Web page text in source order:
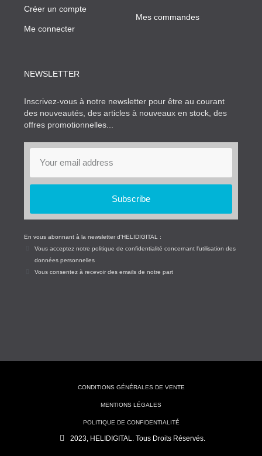
Créer un compte
Me connecter
Mes commandes
NEWSLETTER
Inscrivez-vous à notre newsletter pour être au courant
des nouveautés, des articles à nouveaux en stock, des
offres promotionnelles...
Subscribe
En vous abonnant à la newsletter d'HELIDIGITAL :
Vous acceptez notre politique de confidentialité concernant l'utilisation des
données personnelles
Vous consentez à recevoir des emails de notre part
CONDITIONS GÉNÉRALES DE VENTE
MENTIONS LÉGALES
POLITIQUE DE CONFIDENTIALITÉ
2023, HELIDIGITAL. Tous Droits Réservés.